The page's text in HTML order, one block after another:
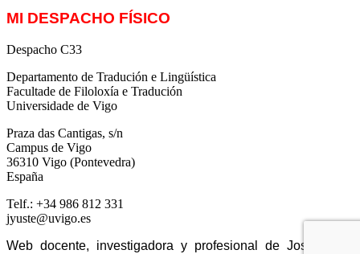
MI DESPACHO FÍSICO
Despacho C33
Departamento de Tradución e Lingüística
Facultade de Filoloxía e Tradución
Universidade de Vigo
Praza das Cantigas, s/n
Campus de Vigo
36310 Vigo (Pontevedra)
España
Telf.: +34 986 812 331
jyuste@uvigo.es
Web docente, investigadora y profesional de José Yuste